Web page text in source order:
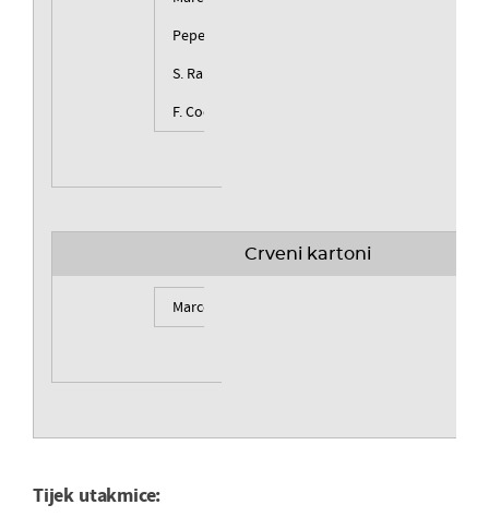
Pepe
S. Ramos
F. Coentr�o
Crveni kartoni
Marcelo
Tijek utakmice: